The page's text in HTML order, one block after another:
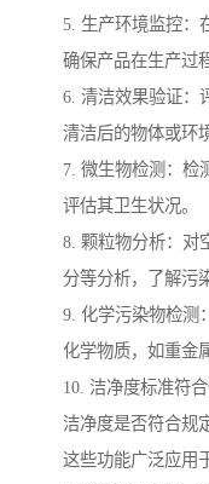
5. 生产环境监控：
确保产品在生产过
6. 清洁效果验证：
清洁后的物体或环
7. 微生物检测：检
评估其卫生状况。
8. 颗粒物分析：对
分等分析，了解污
9. 化学污染物检测
化学物质，如重金
10. 洁净度标准符
洁净度是否符合规
这些功能广泛应用